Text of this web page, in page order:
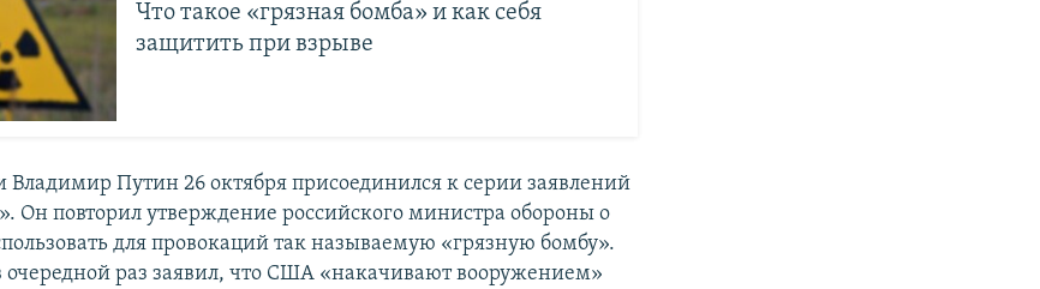
Что такое «грязная бомба» и как себя
защитить при взрыве
Владимир Путин 26 октября присоединился к серии заявлений
Он повторил утверждение российского министра обороны о
для провокаций так называемую «грязную бомбу».
раз заявил, что США «накачивают вооружением»